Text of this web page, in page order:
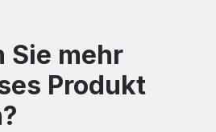
Sie mehr
Produkt